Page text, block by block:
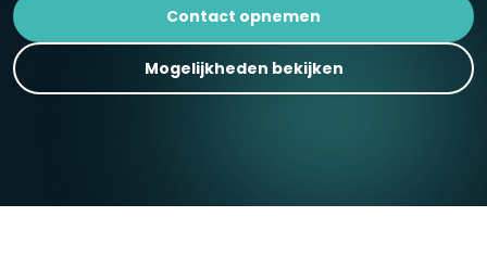
Contact opnemen
Mogelijkheden bekijken